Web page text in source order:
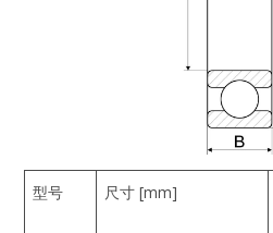
型号 尺寸 [mm]